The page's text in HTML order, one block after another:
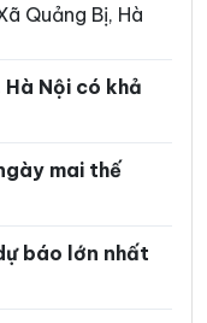
Xuân Phương
Yên Nghĩa
Mỹ
Quảng Bị, Hà
Nội có khả
mai thế
báo lớn nhất